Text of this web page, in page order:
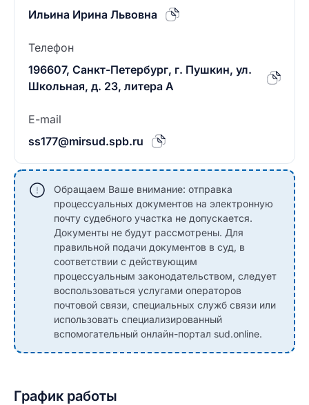
Ильина Ирина Львовна
Телефон
196607, Санкт-Петербург, г. Пушкин, ул.
Школьная, д. 23, литера А
E-mail
ss177@mirsud.spb.ru
Обращаем Ваше внимание: отправка
процессуальных документов на электронную
почту судебного участка не допускается.
Документы не будут рассмотрены. Для
правильной подачи документов в суд, в
соответствии с действующим
процессуальным законодательством, следует
воспользоваться услугами операторов
почтовой связи, специальных служб связи или
использовать специализированный
вспомогательный онлайн-портал sud.online.
График работы